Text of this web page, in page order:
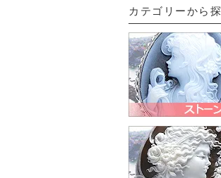
カテゴリーから